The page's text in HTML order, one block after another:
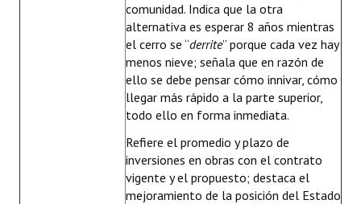
comunidad. Indica que la otra
alternativa es esperar 8 años mientras
el cerro se “derrite” porque cada vez hay
menos nieve; señala que en razón de
ello se debe pensar cómo innivar, cómo
llegar más rápido a la parte superior,
todo ello en forma inmediata.
Refiere el promedio y plazo de
inversiones en obras con el contrato
vigente y el propuesto; destaca el
mejoramiento de la posición del Estado